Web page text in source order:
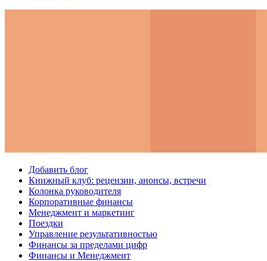
Добавить блог
Книжный клуб: рецензии, анонсы, встречи
Колонка руководителя
Корпоративные финансы
Менеджмент и маркетинг
Поездки
Управление результативностью
Финансы за пределами цифр
Финансы и Менеджмент